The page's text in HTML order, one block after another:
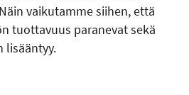
vaikutamme siihen, että
tuottavuus paranevat sekä
lisääntyy.